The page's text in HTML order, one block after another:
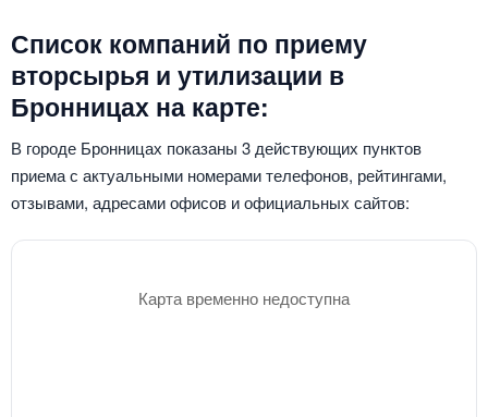
Список компаний по приему
вторсырья и утилизации в
Бронницах на карте:
В городе Бронницах показаны 3 действующих пунктов
приема с актуальными номерами телефонов, рейтингами,
отзывами, адресами офисов и официальных сайтов:
Карта временно недоступна